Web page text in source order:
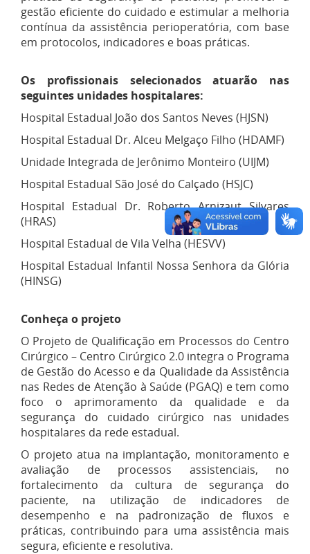
gestão eficiente do cuidado e estimular a melhoria
contínua da assistência perioperatória, com base
em protocolos, indicadores e boas práticas.
Os profissionais selecionados atuarão nas
seguintes unidades hospitalares:
Hospital Estadual João dos Santos Neves (HJSN)
Hospital Estadual Dr. Alceu Melgaço Filho (HDAMF)
Unidade Integrada de Jerônimo Monteiro (UIJM)
Hospital Estadual São José do Calçado (HSJC)
Hospital Estadual Dr. Roberto Arnizaut Silvares
(HRAS)
Hospital Estadual de Vila Velha (HESVV)
Hospital Estadual Infantil Nossa Senhora da Glória
(HINSG)
Conheça o projeto
O Projeto de Qualificação em Processos do Centro
Cirúrgico – Centro Cirúrgico 2.0 integra o Programa
de Gestão do Acesso e da Qualidade da Assistência
nas Redes de Atenção à Saúde (PGAQ) e tem como
foco o aprimoramento da qualidade e da
segurança do cuidado cirúrgico nas unidades
hospitalares da rede estadual.
O projeto atua na implantação, monitoramento e
avaliação de processos assistenciais, no
fortalecimento da cultura de segurança do
paciente, na utilização de indicadores de
desempenho e na padronização de fluxos e
práticas, contribuindo para uma assistência mais
segura, eficiente e resolutiva.